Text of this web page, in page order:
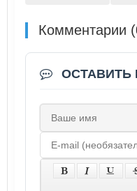
Комментарии
ОСТАВИТЬ